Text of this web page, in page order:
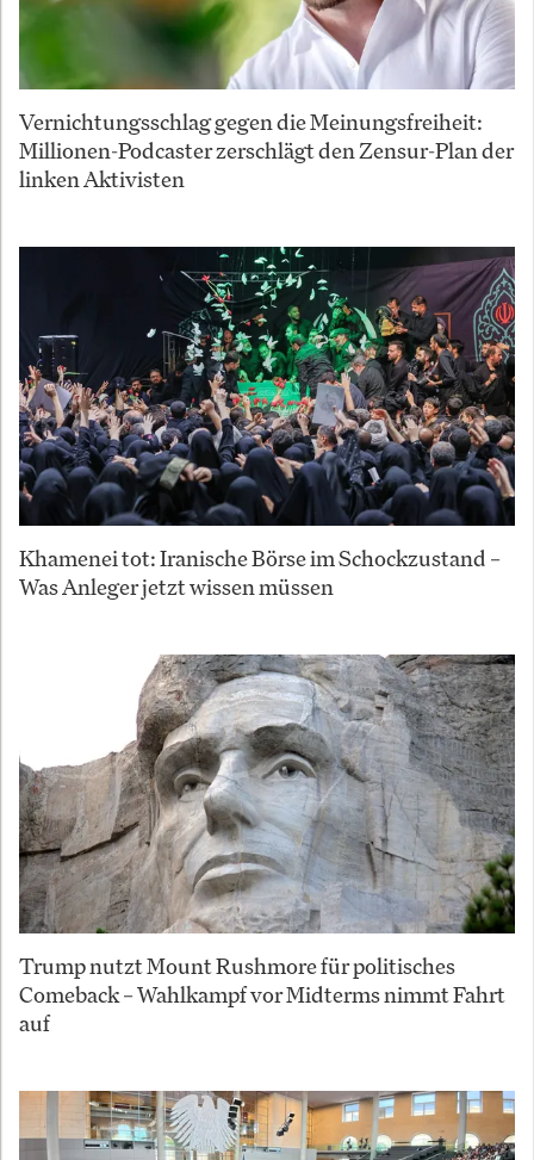
Vernichtungsschlag gegen die Meinungsfreiheit:
Millionen-Podcaster zerschlägt den Zensur-Plan der
linken Aktivisten
Khamenei tot: Iranische Börse im Schockzustand –
Was Anleger jetzt wissen müssen
Trump nutzt Mount Rushmore für politisches
Comeback – Wahlkampf vor Midterms nimmt Fahrt
auf